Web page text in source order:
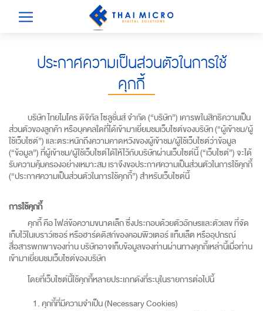
ประกาศความเป็นส่วนตัวในการใช้
คุกกี้
บริษัท ไทยไมโคร ดิจิทัล โซลูชั่นส์ จำกัด (“บริษัท”) เคารพในสิทธิความเป็น
ส่วนตัวของลูกค้า หรือบุคคลใดที่ได้เข้ามาเยี่ยมชมเว็บไซต์ของบริษัท (“ผู้เข้าชม/ผู้
ใช้เว็บไซต์”) และตระหนักถึงความคาดหวังของผู้เข้าชม/ผู้ใช้เว็บไซต์ว่าข้อมูล
(“ข้อมูล”) ที่ผู้เข้าชม/ผู้ใช้เว็บไซต์ได้ให้ไว้กับบริษัทผ่านเว็บไซต์นี้ (“เว็บไซต์”) จะได้
รับความคุ้มครองอย่างเหมาะสม เราจึงขอประกาศความเป็นส่วนตัวในการใช้คุกกี้
(“ประกาศความเป็นส่วนตัวในการใช้คุกกี้”) สำหรับเว็บไซต์นี้
การใช้คุกกี้
คุกกี้ คือ ไฟล์ข้อความขนาดเล็ก ซึ่งประกอบด้วยตัวอักษรและตัวเลข ที่จัด
เก็บไว้ในเบราว์เซอร์ หรือฮาร์ดดิสก์ของคอมพิวเตอร์ แท็บเล็ต หรืออุปกรณ์
สื่อสารพกพาของท่าน บริษัทอาจเก็บข้อมูลของท่านผ่านทางคุกกี้เหล่านี้เมื่อท่าน
เข้ามาเยี่ยมชมเว็บไซต์ของบริษัท
โดยที่เว็บไซต์นี้ใช้คุกกี้หลายประเภทดังที่ระบุในรายการต่อไปนี้
คุกกี้ที่มีความจำเป็น (Necessary Cookies)